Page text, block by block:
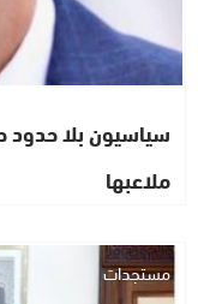
سياسيون بلا حدود
ملاعبها
مستجدات